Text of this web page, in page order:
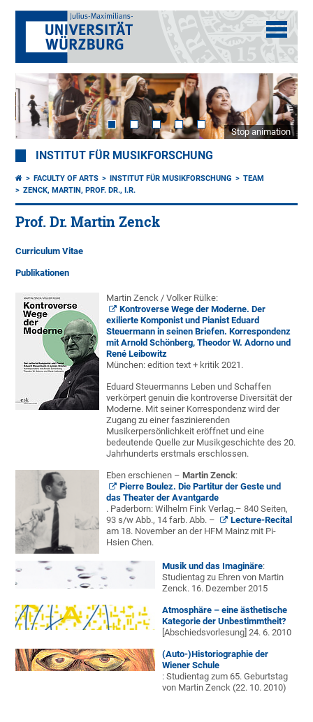
Stop animation
INSTITUT FÜR MUSIKFORSCHUNG
FACULTY OF ARTS INSTITUT FÜR MUSIKFORSCHUNG
TEAM
ZENCK, MARTIN, PROF. DR., I.R.
Prof. Dr. Martin Zenck
Curriculum Vitae
Publikationen
Martin Zenck / Volker Rülke:
Kontroverse Wege der Moderne. Der
exilierte Komponist und Pianist Eduard
Steuermann in seinen Briefen. Korrespondenz
mit Arnold Schönberg, Theodor W. Adorno und
René Leibowitz
München: edition text + kritik 2021.
Eduard Steuermanns Leben und Schaffen
verkörpert genuin die kontroverse Diversität der
Moderne. Mit seiner Korrespondenz wird der
Zugang zu einer faszinierenden
Musikerpersönlichkeit eröffnet und eine
bedeutende Quelle zur Musikgeschichte des 20.
Jahrhunderts erstmals erschlossen.
Eben erschienen –Martin Zenck:
Pierre Boulez. Die Partitur der Geste und
das Theater der Avantgarde
. Paderborn: Wilhelm Fink Verlag.– 840 Seiten,
93 s/w Abb., 14 farb. Abb. –
Lecture-Recital
am 18. November an der HFM Mainz mit Pi-
Hsien Chen.
Musik und das Imaginäre:
Studientag zu Ehren von Martin
Zenck. 16. Dezember 2015
Atmosphäre – eine ästhetische
Kategorie der Unbestimmtheit?
[Abschiedsvorlesung] 24. 6. 2010
(Auto-)Historiographie der
Wiener Schule
: Studientag zum 65. Geburtstag
von Martin Zenck (22. 10. 2010)